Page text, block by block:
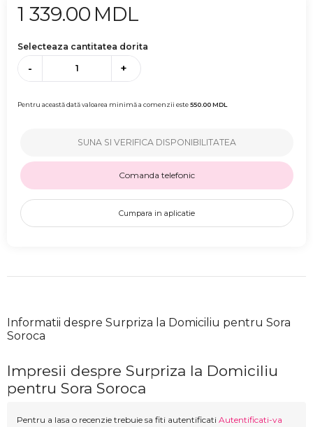
1 339.00 MDL
Selecteaza cantitatea dorita
- +
Pentru această dată valoarea minimă a comenzii este550.00MDL
SUNA SI VERIFICA DISPONIBILITATEA
Comanda telefonic
Cumpara in aplicatie
Informatii despre Surpriza la Domiciliu pentru Sora
Soroca
Impresii despre Surpriza la Domiciliu
pentru Sora Soroca
Pentru a lasa o recenzie trebuie sa fiti autentificati Autentificati-va